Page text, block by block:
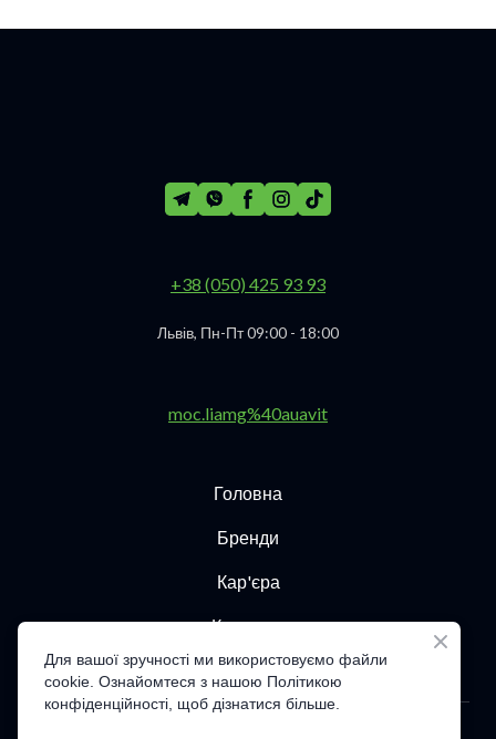
+38 (050) 425 93 93
Львів, Пн-Пт 09:00 - 18:00
moc.liamg%40auavit
Головна
Бренди
Кар'єра
Контакти
Для вашої зручності ми використовуємо файли
cookie. Ознайомтеся з нашою Політикою
конфіденційності, щоб дізнатися більше.